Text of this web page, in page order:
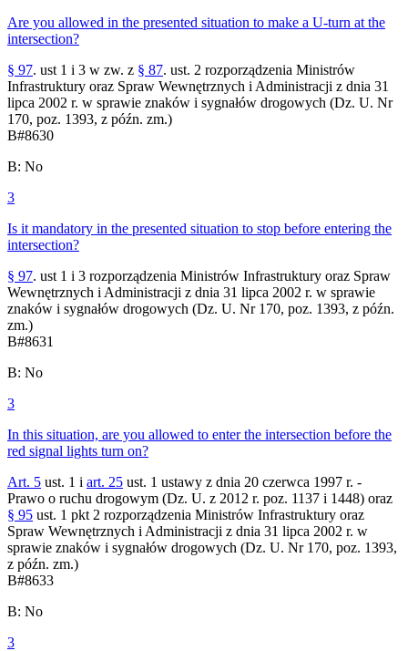
Are you allowed in the presented situation to make a U-turn at the
intersection?
§ 97. ust 1 i 3 w zw. z § 87. ust. 2 rozporządzenia Ministrów
Infrastruktury oraz Spraw Wewnętrznych i Administracji z dnia 31
lipca 2002 r. w sprawie znaków i sygnałów drogowych (Dz. U. Nr
170, poz. 1393, z późn. zm.)
B#8630
B: No
3
Is it mandatory in the presented situation to stop before entering the
intersection?
§ 97. ust 1 i 3 rozporządzenia Ministrów Infrastruktury oraz Spraw
Wewnętrznych i Administracji z dnia 31 lipca 2002 r. w sprawie
znaków i sygnałów drogowych (Dz. U. Nr 170, poz. 1393, z późn.
zm.)
B#8631
B: No
3
In this situation, are you allowed to enter the intersection before the
red signal lights turn on?
Art. 5 ust. 1 i art. 25 ust. 1 ustawy z dnia 20 czerwca 1997 r. -
Prawo o ruchu drogowym (Dz. U. z 2012 r. poz. 1137 i 1448) oraz
§ 95 ust. 1 pkt 2 rozporządzenia Ministrów Infrastruktury oraz
Spraw Wewnętrznych i Administracji z dnia 31 lipca 2002 r. w
sprawie znaków i sygnałów drogowych (Dz. U. Nr 170, poz. 1393,
z późn. zm.)
B#8633
B: No
3